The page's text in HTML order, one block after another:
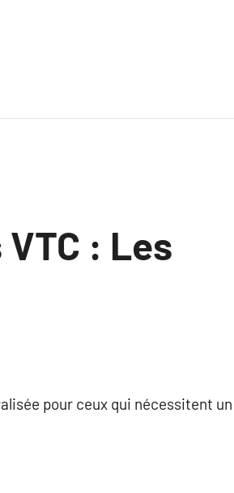
: Les
pour ceux qui nécessitent un